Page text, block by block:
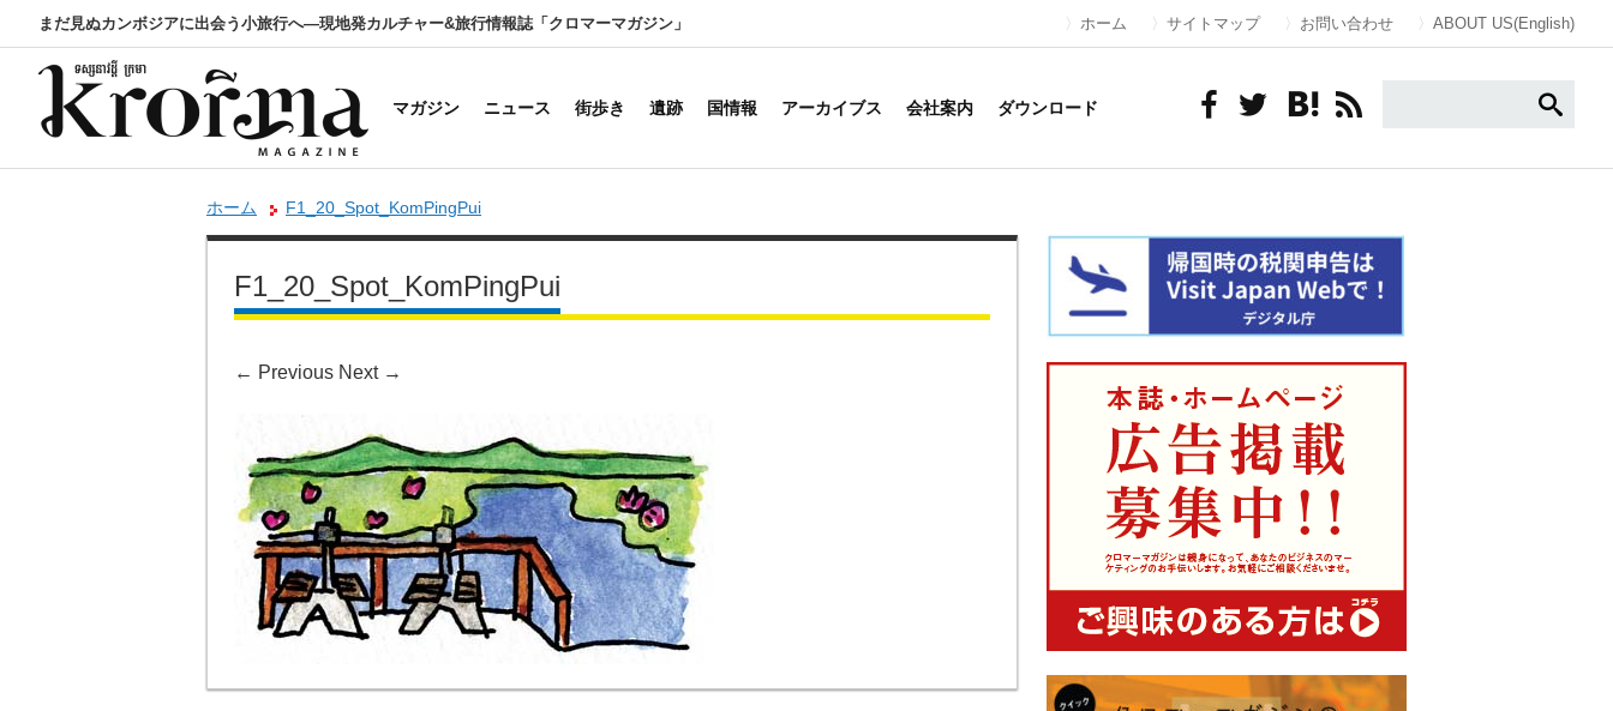
まだ見ぬカンボジアに出会う小旅行へ―現地発カルチャー&旅行情報誌「クロマーマガジン」 ホーム サイトマップ お問い合わせ ABOUT US(English)
マガジン ニュース 街歩き 遺跡 国情報 アーカイブス 会社案内 ダウンロード
ホーム F1_20_Spot_KomPingPui
F1_20_Spot_KomPingPui
← Previous Next →